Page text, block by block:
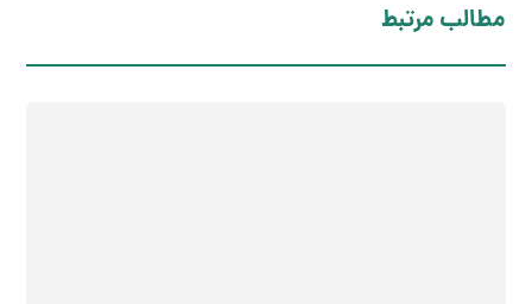
مطالب مرتبط